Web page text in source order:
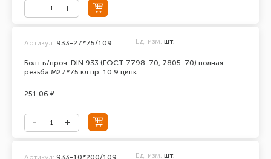
Болт в/проч. DIN 933 (ГОСТ 7798-70, 7805-70) полная
резьба М27*75 кл.пр. 10.9 цинк
Артикул: 933-27*75/109 Ед. изм. шт.
251.06 ₽
Артикул: 933-10*200/109 Ед. изм. шт.